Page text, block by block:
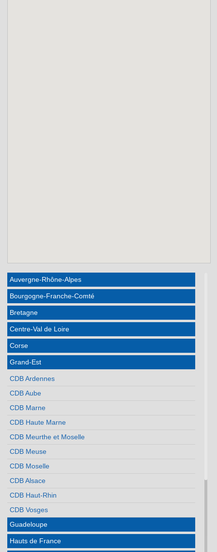
Auvergne-Rhône-Alpes
Bourgogne-Franche-Comté
Bretagne
Centre-Val de Loire
Corse
Grand-Est
CDB Ardennes
CDB Aube
CDB Marne
CDB Haute Marne
CDB Meurthe et Moselle
CDB Meuse
CDB Moselle
CDB Alsace
CDB Haut-Rhin
CDB Vosges
Guadeloupe
Hauts de France